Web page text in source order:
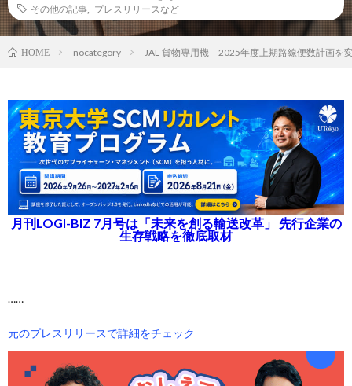
その他の記事
プレスリリースなど
HOME nocategory JAL-貨物専用機 2025年度上期路線便数計画を
月刊LOGI-BIZ 7月号は「未来を創る輸送改革」 先行企業の
生存戦略を徹底取材
……
元のプレスリリースで詳細をチェック